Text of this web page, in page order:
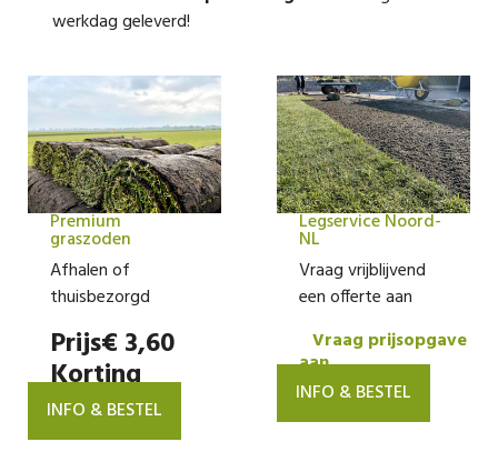
werkdag geleverd!
Premium
graszoden
Afhalen of
thuisbezorgd
Prijs€ 3,60
Korting
INFO & BESTEL
Legservice Noord-
NL
Vraag vrijblijvend
een offerte aan
Vraag prijsopgave
aan
INFO & BESTEL